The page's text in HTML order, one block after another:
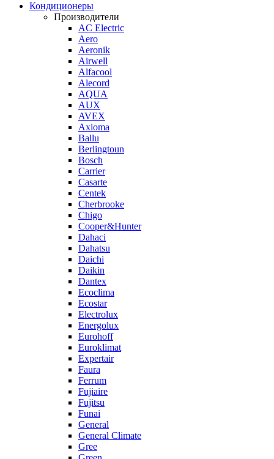
Кондиционеры
Производители
AC Electric
Aero
Aeronik
Airwell
Alfacool
Alecord
AQUA
AUX
AVEX
Axioma
Ballu
Berlingtoun
Bosch
Carrier
Casarte
Centek
Cherbrooke
Chigo
Cooper&Hunter
Dahaci
Dahatsu
Daichi
Daikin
Dantex
Ecoclima
Ecostar
Electrolux
Energolux
Eurohoff
Euroklimat
Expertair
Faura
Ferrum
Fujiaire
Fujitsu
Funai
General
General Climate
Gree